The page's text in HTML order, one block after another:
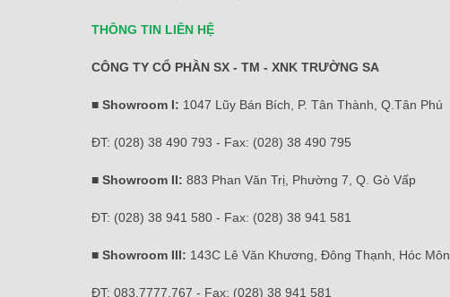
THÔNG TIN LIÊN HỆ
CÔNG TY CỔ PHẦN SX - TM - XNK TRƯỜNG SA
■ Showroom I: 1047 Lũy Bán Bích, P. Tân Thành, Q.Tân Phú
ĐT: (028) 38 490 793 - Fax: (028) 38 490 795
■ Showroom II: 883 Phan Văn Trị, Phường 7, Q. Gò Vấp
ĐT: (028) 38 941 580 - Fax: (028) 38 941 581
■ Showroom III: 143C Lê Văn Khương, Đông Thạnh, Hóc Môn
ĐT: 083.7777.767 - Fax: (028) 38 941 581